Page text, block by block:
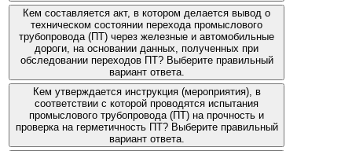
Кем составляется акт, в котором делается вывод о
техническом состоянии перехода промыслового
трубопровода (ПТ) через железные и автомобильные
дороги, на основании данных, полученных при
обследовании переходов ПТ? Выберите правильный
вариант ответа.
Кем утверждается инструкция (мероприятия), в
соответствии с которой проводятся испытания
промыслового трубопровода (ПТ) на прочность и
проверка на герметичность ПТ? Выберите правильный
вариант ответа.